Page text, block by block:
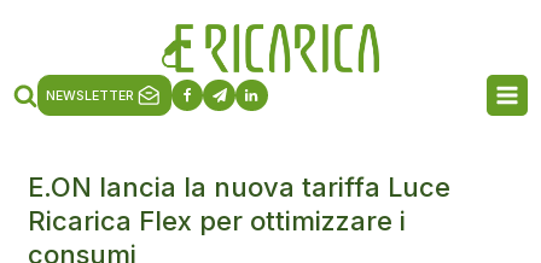
NEWSLETTER
E.ON lancia la nuova tariffa Luce
Ricarica Flex per ottimizzare i
consumi